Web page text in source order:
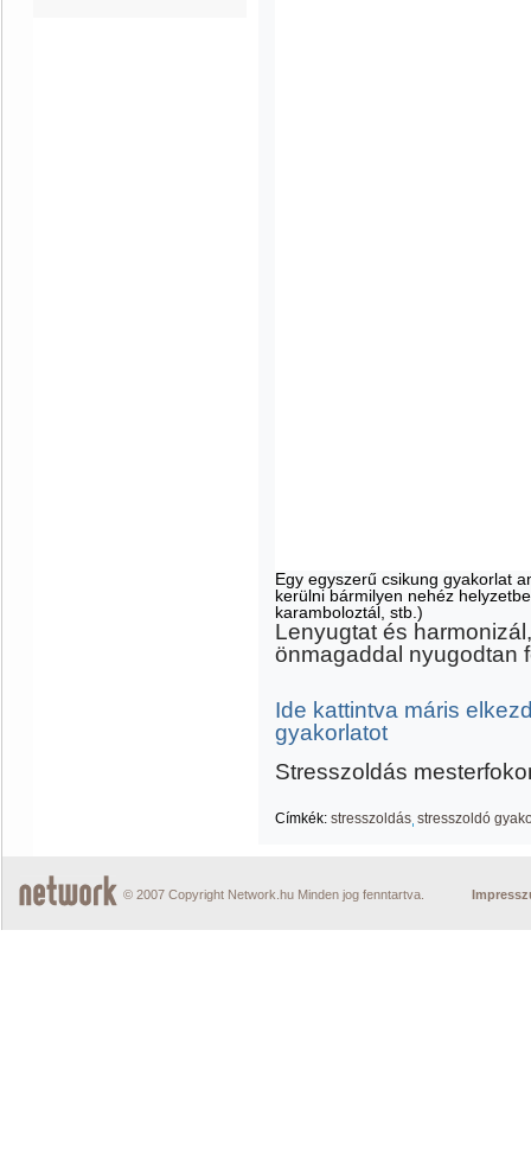
Egy egyszerű csikung gyakorlat
kerülni bármilyen nehéz
karamboloztál, stb.)
Lenyugtat és
önmagaddal nyugodtan
Ide kattintva máris
gyakorlatot
Stresszoldás
Címkék: stresszoldás stresszoldó
© 2007 Copyright Network.hu Minden jog fenntartva.